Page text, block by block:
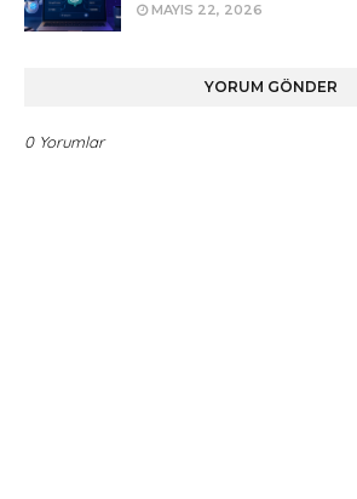
MAYIS 22, 2026
YORUM GÖNDER
0 Yorumlar